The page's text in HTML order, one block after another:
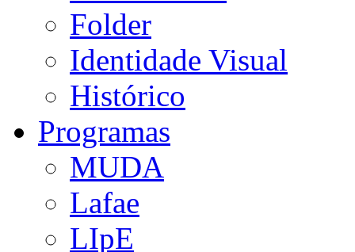
Folder
Identidade Visual
Histórico
Programas
MUDA
Lafae
LIpE